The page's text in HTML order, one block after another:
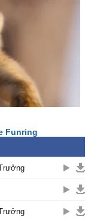
Funring